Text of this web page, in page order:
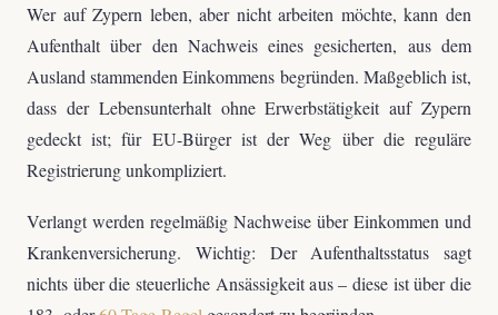
Wer auf Zypern leben, aber nicht arbeiten möchte, kann den
Aufenthalt über den Nachweis eines gesicherten, aus dem
Ausland stammenden Einkommens begründen. Maßgeblich ist,
dass der Lebensunterhalt ohne Erwerbstätigkeit auf Zypern
gedeckt ist; für EU-Bürger ist der Weg über die reguläre
Registrierung unkompliziert.
Verlangt werden regelmäßig Nachweise über Einkommen und
Krankenversicherung. Wichtig: Der Aufenthaltsstatus sagt
nichts über die steuerliche Ansässigkeit aus – diese ist über die